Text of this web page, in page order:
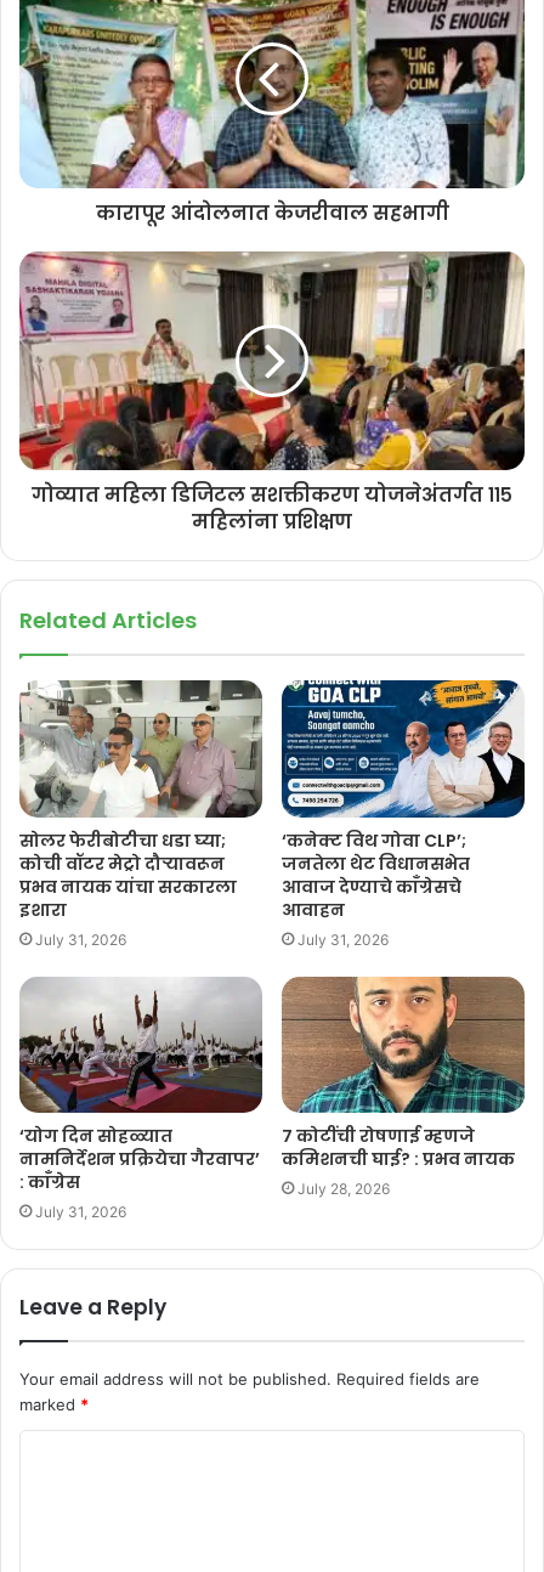
निर्धार बैठकीत व्यक्त करण्यात आला.
कारापूर आंदोलनात केजरीवाल सहभागी
गोव्यात महिला डिजिटल सशक्तीकरण योजनेअंतर्गत ११५
महिलांना प्रशिक्षण
Related Articles
सोलर फेरीबोटीचा धडा घ्या;
कोची वॉटर मेट्रो दौऱ्यावरून
प्रभव नायक यांचा सरकारला
इशारा
July 31, 2026
‘कनेक्ट विथ गोवा CLP’;
जनतेला थेट विधानसभेत
आवाज देण्याचे काँग्रेसचे
आवाहन
July 31, 2026
‘योग दिन सोहळ्यात
नामनिर्देशन प्रक्रियेचा गैरवापर’
: काँग्रेस
July 31, 2026
७ कोटींची रोषणाई म्हणजे
कमिशनची घाई? : प्रभव नायक
July 28, 2026
Leave a Reply
Your email address will not be published. Required fields are
marked *